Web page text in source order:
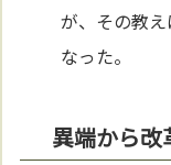
が、その教
なった。
異端から